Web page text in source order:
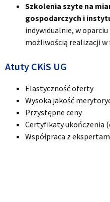
Szkolenia szyte na
gospodarczych i
indywidualnie, w
możliwością realizacji
Atuty CKiS UG
Elastyczność oferty
Wysoka jakość
Przystępne ceny
Certyfikaty ukończenia
Współpraca z